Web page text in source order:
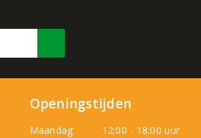
Openingstijden
Maandag:
12:00 - 18:00 uur